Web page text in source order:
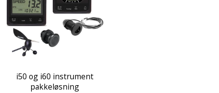
i50 og i60 instrument
pakkeløsning